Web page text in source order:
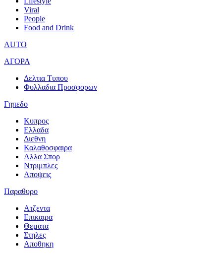
Viral
People
Food and Drink
AUTO
ΑΓΟΡΑ
Δελτια Τυπου
Φυλλαδια Προσφορων
Γηπεδο
Κυπρος
Ελλαδα
Διεθνη
Καλαθοσφαιρα
Αλλα Σπορ
Ντριμπλες
Αποψεις
Παραθυρο
Ατζεντα
Επικαιρα
Θεματα
Στηλες
Αποθηκη